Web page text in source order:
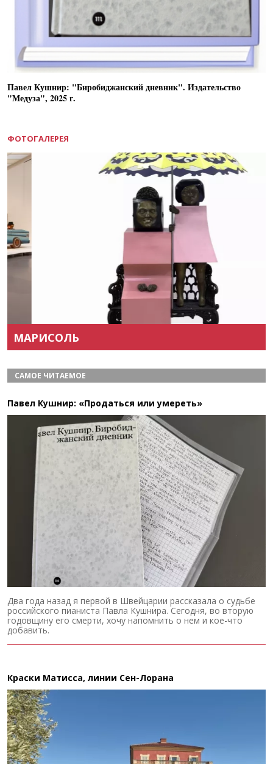
Павел Кушнир: "Биробиджанский дневник". Издательство
"Медуза", 2025 г.
ФОТОГАЛЕРЕЯ
МАРИСОЛЬ
САМОЕ ЧИТАЕМОЕ
Павел Кушнир: «Продаться или умереть»
Два года назад я первой в Швейцарии рассказала о судьбе
российского пианиста Павла Кушнира. Сегодня, во вторую
годовщину его смерти, хочу напомнить о нем и кое-что
добавить.
Краски Матисса, линии Сен-Лорана